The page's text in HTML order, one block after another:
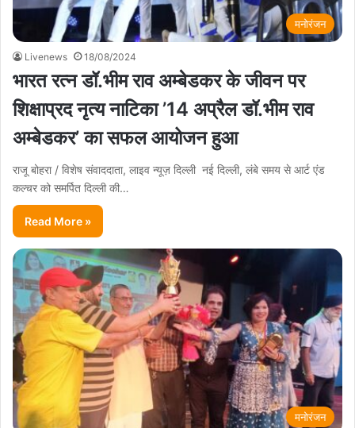
मनोरंजन
Livenews 18/08/2024
भारत रत्न डॉ.भीम राव अम्बेडकर के जीवन पर
शिक्षाप्रद नृत्य नाटिका ’14 अप्रैल डॉ.भीम राव
अम्बेडकर’ का सफल आयोजन हुआ
राजू बोहरा / विशेष संवाददाता, लाइव न्यूज़ दिल्ली नई दिल्ली, लंबे समय से आर्ट एंड
कल्चर को समर्पित दिल्ली की…
Read More »
मनोरंजन